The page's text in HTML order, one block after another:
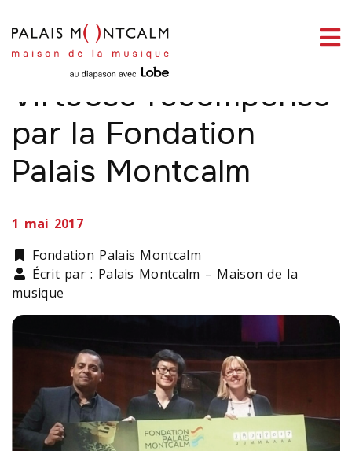
Le grand gagnant de
Virtuose récompensé
par la Fondation
Palais Montcalm
1 mai 2017
Catégorie
Fondation Palais Montcalm
Écrit par : Palais Montcalm – Maison de la
musique